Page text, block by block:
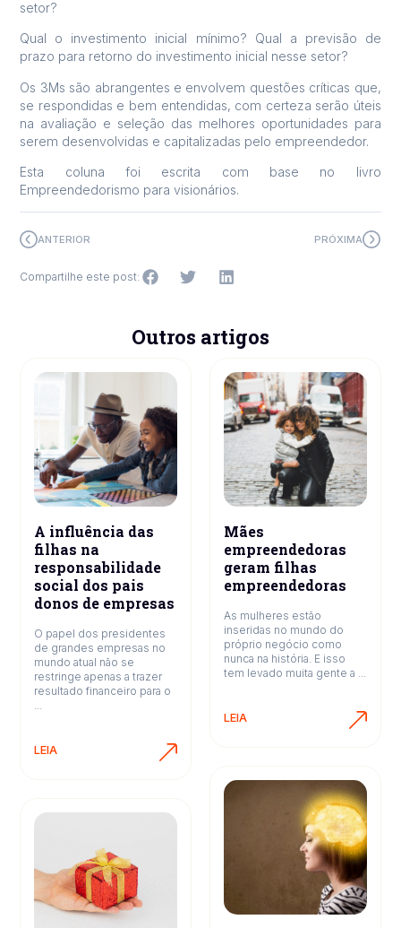
setor?
Qual o investimento inicial mínimo? Qual a previsão de
prazo para retorno do investimento inicial nesse setor?
Os 3Ms são abrangentes e envolvem questões críticas que,
se respondidas e bem entendidas, com certeza serão úteis
na avaliação e seleção das melhores oportunidades para
serem desenvolvidas e capitalizadas pelo empreendedor.
Esta coluna foi escrita com base no livro
Empreendedorismo para visionários.
ANTERIOR PRÓXIMA
Compartilhe este post:
Outros artigos
A influência das
filhas na
responsabilidade
social dos pais
donos de empresas
O papel dos presidentes
de grandes empresas no
mundo atual não se
restringe apenas a trazer
resultado financeiro para o
LEIA
Mães
empreendedoras
geram filhas
empreendedoras
As mulheres estão
inseridas no mundo do
próprio negócio como
nunca na história. E isso
tem levado muita gente a ...
LEIA